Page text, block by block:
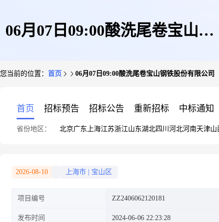
06月07日09:00酸洗尾卷宝山钢
您当前的位置： 首页 06月07日09:00酸洗尾卷宝山钢铁股份有限公司
首页 招标预告 招标公告 重新招标 中标通知
省份地区： 北京广东 上海江苏浙江山东湖北四川 河北河南天津山
2026-08-10 上海市 宝山区
项目编号 ZZ2406062120181
发布时间 2024-06-06 22:23:28